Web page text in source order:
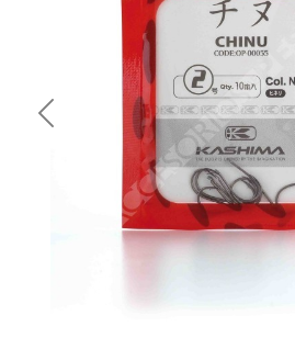
Previous